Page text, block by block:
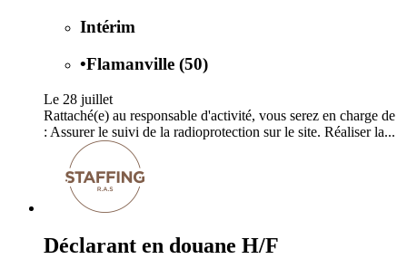
Intérim
•Flamanville (50)
Le 28 juillet
Rattaché(e) au responsable d'activité, vous serez en charge de
: Assurer le suivi de la radioprotection sur le site. Réaliser la...
Déclarant en douane H/F